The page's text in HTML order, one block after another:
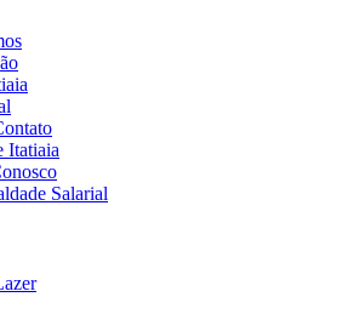
Itatiaia
Salarial